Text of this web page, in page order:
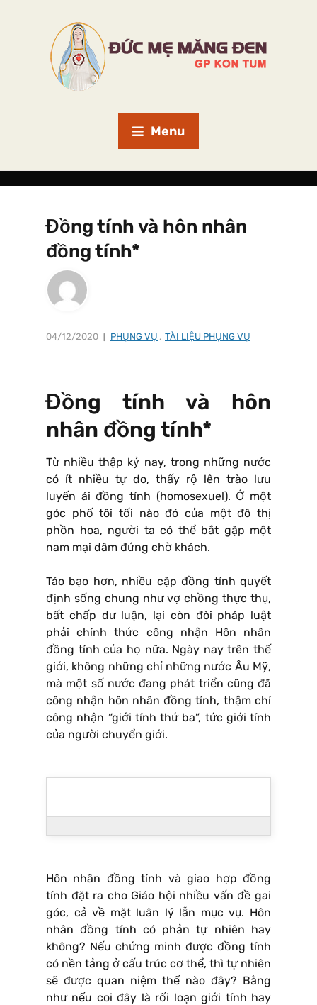
Menu
Đồng tính và hôn nhân
đồng tính*
04/12/2020 PHỤNG VỤ , TÀI LIỆU PHỤNG VỤ
Đồng tính và hôn
nhân đồng tính*
Từ nhiều thập kỷ nay, trong những nước
có ít nhiều tự do, thấy rộ lên trào lưu
luyến ái đồng tính (homosexuel). Ở một
góc phố tôi tối nào đó của một đô thị
phồn hoa, người ta có thể bắt gặp một
nam mại dâm đứng chờ khách.
Táo bạo hơn, nhiều cặp đồng tính quyết
định sống chung như vợ chồng thực thụ,
bất chấp dư luận, lại còn đòi pháp luật
phải chính thức công nhận Hôn nhân
đồng tính của họ nữa. Ngày nay trên thế
giới, không những chỉ những nước Âu Mỹ,
mà một số nước đang phát triển cũng đã
công nhận hôn nhân đồng tính, thậm chí
công nhận “giới tính thứ ba”, tức giới tính
của người chuyển giới.
Hôn nhân đồng tính và giao hợp đồng
tính đặt ra cho Giáo hội nhiều vấn đề gai
góc, cả về mặt luân lý lẫn mục vụ. Hôn
nhân đồng tính có phản tự nhiên hay
không? Nếu chứng minh được đồng tính
có nền tảng ở cấu trúc cơ thể, thì tự nhiên
sẽ được quan niệm thế nào đây? Bằng
như nếu coi đây là rối loạn giới tính hay